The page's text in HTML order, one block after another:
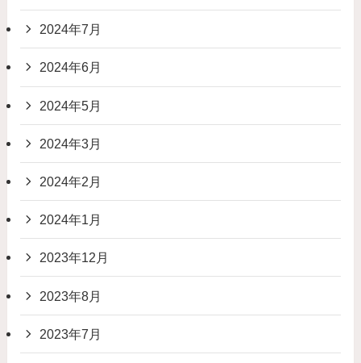
2024年7月
2024年6月
2024年5月
2024年3月
2024年2月
2024年1月
2023年12月
2023年8月
2023年7月